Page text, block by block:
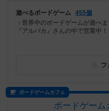
遊べるボードゲーム 455個
・世界中のボードゲームが遊べ
『アルパカ』さんの中で営業中
フ
ボードゲームカフェ
ボードゲー